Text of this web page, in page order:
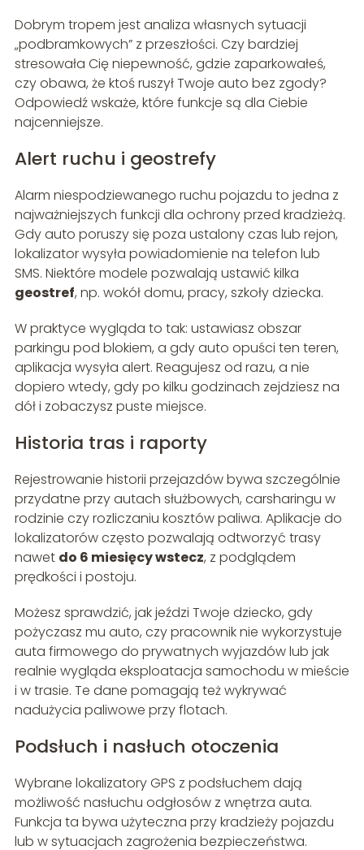
Dobrym tropem jest analiza własnych sytuacji
„podbramkowych” z przeszłości. Czy bardziej
stresowała Cię niepewność, gdzie zaparkowałeś,
czy obawa, że ktoś ruszył Twoje auto bez zgody?
Odpowiedź wskaże, które funkcje są dla Ciebie
najcenniejsze.
Alert ruchu i geostrefy
Alarm niespodziewanego ruchu pojazdu to jedna z
najważniejszych funkcji dla ochrony przed kradzieżą.
Gdy auto poruszy się poza ustalony czas lub rejon,
lokalizator wysyła powiadomienie na telefon lub
SMS. Niektóre modele pozwalają ustawić kilka
geostref, np. wokół domu, pracy, szkoły dziecka.
W praktyce wygląda to tak: ustawiasz obszar
parkingu pod blokiem, a gdy auto opuści ten teren,
aplikacja wysyła alert. Reagujesz od razu, a nie
dopiero wtedy, gdy po kilku godzinach zejdziesz na
dół i zobaczysz puste miejsce.
Historia tras i raporty
Rejestrowanie historii przejazdów bywa szczególnie
przydatne przy autach służbowych, carsharingu w
rodzinie czy rozliczaniu kosztów paliwa. Aplikacje do
lokalizatorów często pozwalają odtworzyć trasy
nawet do 6 miesięcy wstecz, z podglądem
prędkości i postoju.
Możesz sprawdzić, jak jeździ Twoje dziecko, gdy
pożyczasz mu auto, czy pracownik nie wykorzystuje
auta firmowego do prywatnych wyjazdów lub jak
realnie wygląda eksploatacja samochodu w mieście
i w trasie. Te dane pomagają też wykrywać
nadużycia paliwowe przy flotach.
Podsłuch i nasłuch otoczenia
Wybrane lokalizatory GPS z podsłuchem dają
możliwość nasłuchu odgłosów z wnętrza auta.
Funkcja ta bywa użyteczna przy kradzieży pojazdu
lub w sytuacjach zagrożenia bezpieczeństwa.